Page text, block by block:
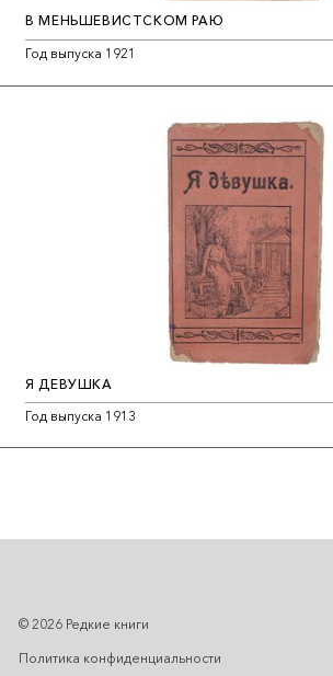
В МЕНЬШЕВИСТСКОМ РАЮ
Год выпуска 1921
Я ДЕВУШКА
Год выпуска 1913
© 2026 Редкие книги
Политика конфиденциальности